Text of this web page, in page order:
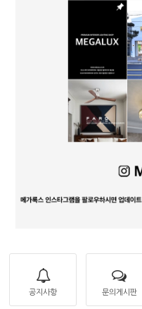
공지사항 문의게시판